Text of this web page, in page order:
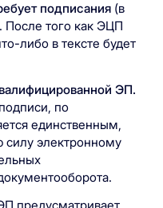
подписания (в
После того как ЭЦП
либо в тексте будет
ЭП.
по
единственным,
электронному